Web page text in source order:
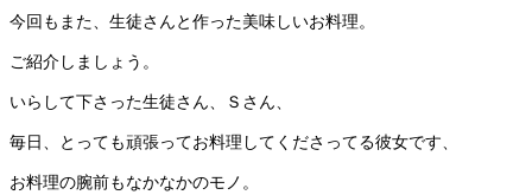
今回もまた、生徒さんと作った美味しいお料理。
ご紹介しましょう。
いらして下さった生徒さん、Ｓさん、
毎日、とっても頑張ってお料理してくださってる彼女です、
お料理の腕前もなかなかのモノ。